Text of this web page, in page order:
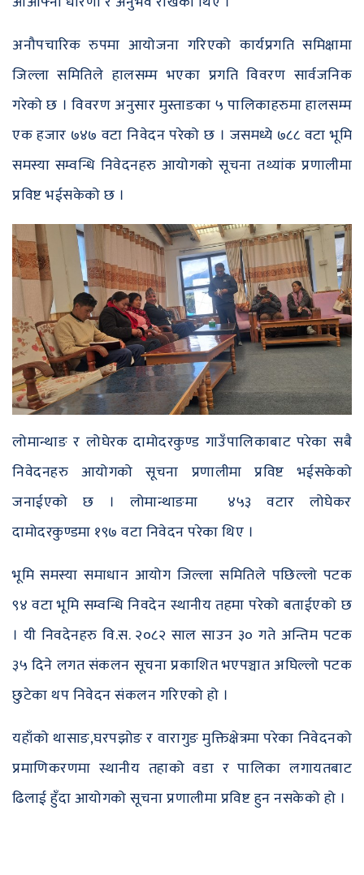
अनौपचारिक रुपमा आयोजना गरिएको कार्यप्रगति समिक्षामा
जिल्ला समितिले हालसम्म भएका प्रगति विवरण सार्वजनिक
गरेको छ । विवरण अनुसार मुस्ताङका ५ पालिकाहरुमा हालसम्म
एक हजार ७४७ वटा निवेदन परेको छ । जसमध्ये ७८८ वटा भूमि
समस्या सम्वन्धि निवेदनहरु आयोगको सूचना तथ्यांक प्रणालीमा
प्रविष्ट भईसकेको छ ।
लोमान्थाङ र लोघेरक दामोदरकुण्ड गाउँपालिकाबाट परेका सबै
निवेदनहरु आयोगको सूचना प्रणालीमा प्रविष्ट भईसकेको
जनाईएको छ । लोमान्थाङमा ४५३ वटार लोघेकर
दामोदरकुण्डमा १९७ वटा निवेदन परेका थिए ।
भूमि समस्या समाधान आयोग जिल्ला समितिले पछिल्लो पटक
९४ वटा भूमि सम्वन्धि निवदेन स्थानीय तहमा परेको बताईएको छ
। यी निवदेनहरु वि.स. २०८२ साल साउन ३० गते अन्तिम पटक
३५ दिने लगत संकलन सूचना प्रकाशित भएपञ्चात अघिल्लो पटक
छुटेका थप निवेदन संकलन गरिएको हो ।
यहाँको थासाङ,घरपझोङ र वारागुङ मुक्तिक्षेत्रमा परेका निवेदनको
प्रमाणिकरणमा स्थानीय तहाको वडा र पालिका लगायतबाट
ढिलाई हुँदा आयोगको सूचना प्रणालीमा प्रविष्ट हुन नसकेको हो ।